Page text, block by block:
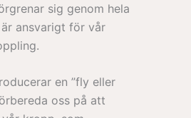
sig genom hela
är ansvarigt för vår
en ”fly eller
oss på att